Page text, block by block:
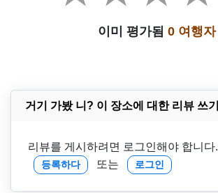
이미 평가됨 0 여행자
거기 가봤 니? 이 장소에 대한 리뷰 쓰기
리뷰를 게시하려면 로그인해야 합니다.
등록하다 또는 로그인